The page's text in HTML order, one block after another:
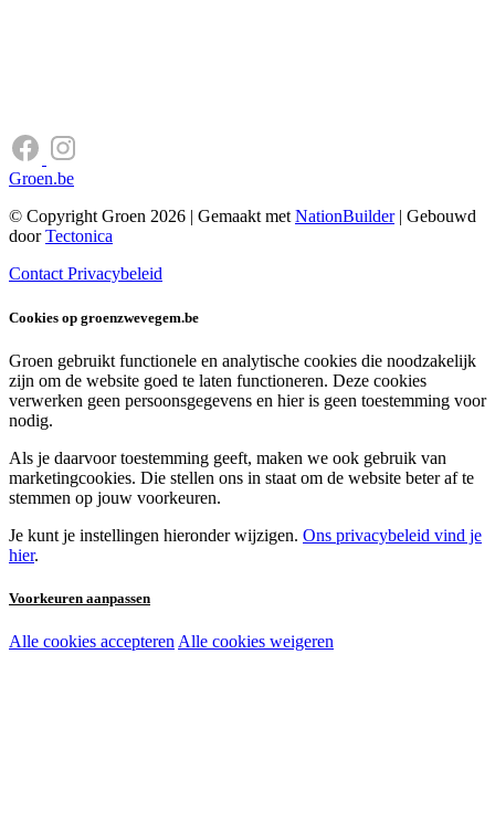
Groen.be
© Copyright Groen 2026 | Gemaakt metNationBuilder| Gebouwd
doorTectonica
ContactPrivacybeleid
Cookies op groenzwevegem.be
Groen gebruikt functionele en analytische cookies die noodzakelijk
zijn om de website goed te laten functioneren. Deze cookies
verwerken geen persoonsgegevens en hier is geen toestemming voor
nodig.
Als je daarvoor toestemming geeft, maken we ook gebruik van
marketingcookies. Die stellen ons in staat om de website beter af te
stemmen op jouw voorkeuren.
Je kunt je instellingen hieronder wijzigen. Ons privacybeleid vind je
hier.
Voorkeuren aanpassen
Noodzakelijke cookies:
Alle cookies accepteren Alle cookies weigeren